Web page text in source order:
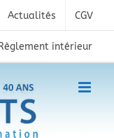
Actualités CGV
Règlement intérieur